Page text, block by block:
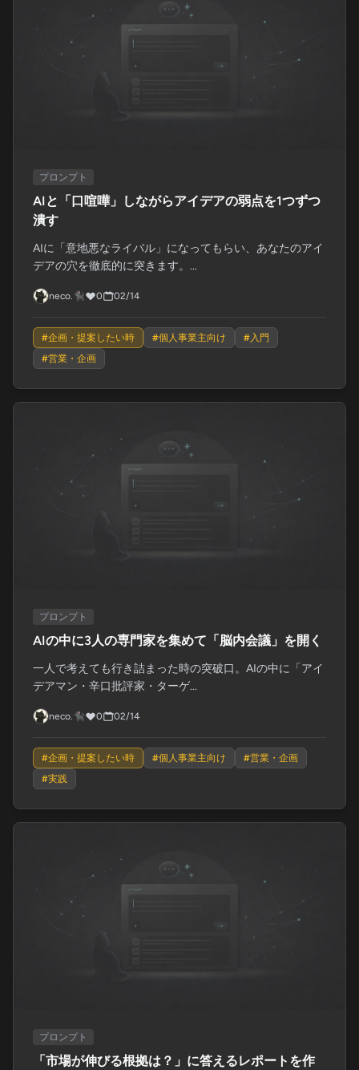
プロンプト
AIと「口喧嘩」しながらアイデアの弱点を1つずつ
潰す
AIに「意地悪なライバル」になってもらい、あなたのアイ
デアの穴を徹底的に突きます。...
neco.🐈‍⬛ 0 02/14
#企画・提案したい時 #個人事業主向け #入門
#営業・企画
プロンプト
AIの中に3人の専門家を集めて「脳内会議」を開く
一人で考えても行き詰まった時の突破口。AIの中に「アイ
デアマン・辛口批評家・ターゲ...
neco.🐈‍⬛ 0 02/14
#企画・提案したい時 #個人事業主向け #営業・企画
#実践
プロンプト
「市場が伸びる根拠は？」に答えるレポートを作